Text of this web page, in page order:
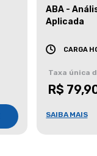
ABA -
Aplicada
CARGA
Taxa única
R$
SAIBA MAIS